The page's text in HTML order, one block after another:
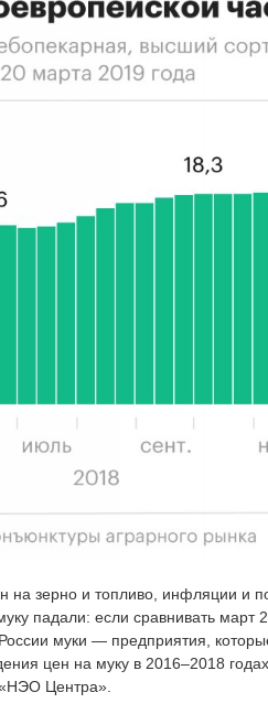
на зерно и топливо, инфляции и
падали: если сравнивать
муки — предприятия,
цен на муку в 2016–2018
Центра».